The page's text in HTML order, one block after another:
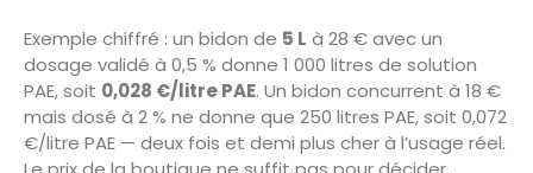
Exemple chiffré : un bidon de 5 L à 28 € avec un
dosage validé à 0,5 % donne 1 000 litres de solution
PAE, soit 0,028 €/litre PAE. Un bidon concurrent à 18 €
mais dosé à 2 % ne donne que 250 litres PAE, soit 0,072
€/litre PAE — deux fois et demi plus cher à l’usage réel.